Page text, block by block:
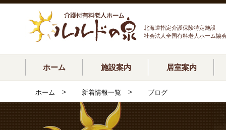
北海道指定介護保険特定施設
社会法人全国有料老人ホーム協
ホーム 施設案内 居室案内
ホーム > 新着情報一覧 > ブログ